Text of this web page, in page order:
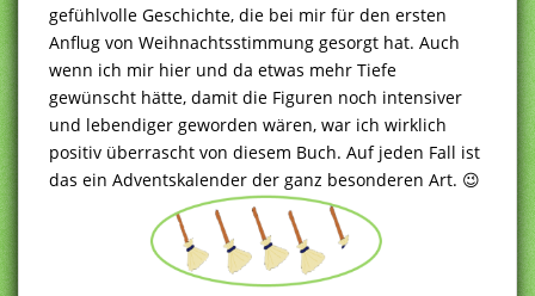
gefühlvolle Geschichte, die bei mir für den ersten
Anflug von Weihnachtsstimmung gesorgt hat. Auch
wenn ich mir hier und da etwas mehr Tiefe
gewünscht hätte, damit die Figuren noch intensiver
und lebendiger geworden wären, war ich wirklich
positiv überrascht von diesem Buch. Auf jeden Fall ist
das ein Adventskalender der ganz besonderen Art. 😉